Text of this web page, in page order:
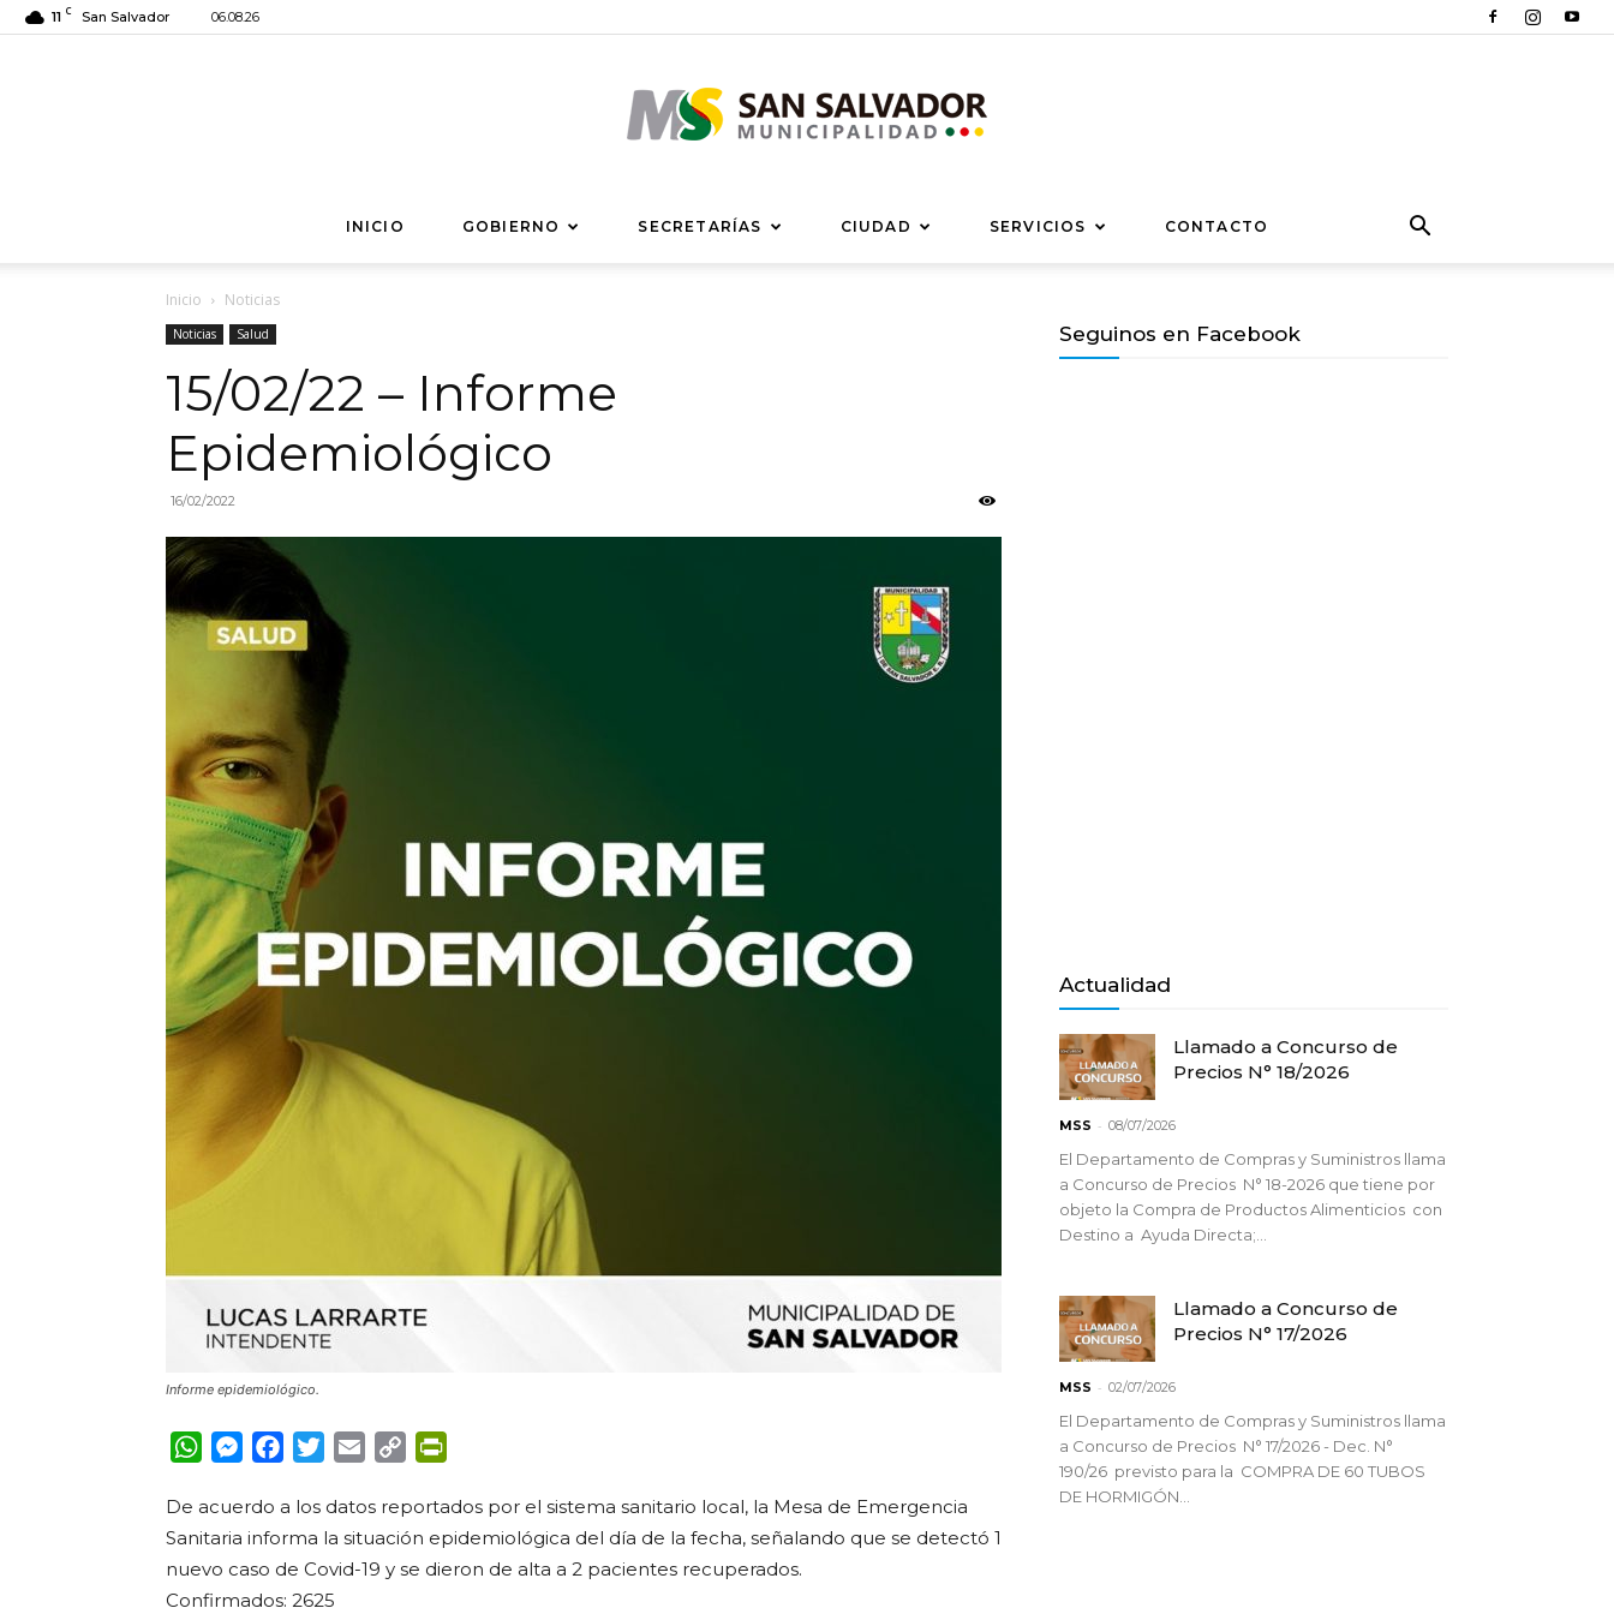
11 C San Salvador 06.08.26
Municipalidad
INICIO GOBIERNO SECRETARÍAS CIUDAD SERVICIOS CONTACTO
Inicio Noticias
Noticias Salud
15/02/22 – Informe
Epidemiológico
16/02/2022
Informe epidemiológico.
WhatsApp
Messenger
FacebookTwitterEmail Copy
De acuerdo a los datos reportados por el sistema sanitario local, la Mesa de Emergencia
Sanitaria informa la situación epidemiológica del día de la fecha, señalando que se detectó 1
nuevo caso de Covid-19 y se dieron de alta a 2 pacientes recuperados.
Confirmados: 2625
Seguinos en Facebook
Actualidad
Llamado a Concurso de
Precios N° 18/2026
MSS - 08/07/2026
El Departamento de Compras y Suministros llama
a Concurso de Precios N° 18-2026 que tiene por
objeto la Compra de Productos Alimenticios con
Destino a Ayuda Directa;...
Llamado a Concurso de
Precios N° 17/2026
MSS - 02/07/2026
El Departamento de Compras y Suministros llama
a Concurso de Precios N° 17/2026 - Dec. N°
190/26 previsto para la COMPRA DE 60 TUBOS
DE HORMIGÓN...